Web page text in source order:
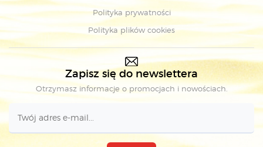
Polityka prywatności
Polityka plików cookies
Zapisz się do newslettera
Otrzymasz informacje o promocjach i nowościach.